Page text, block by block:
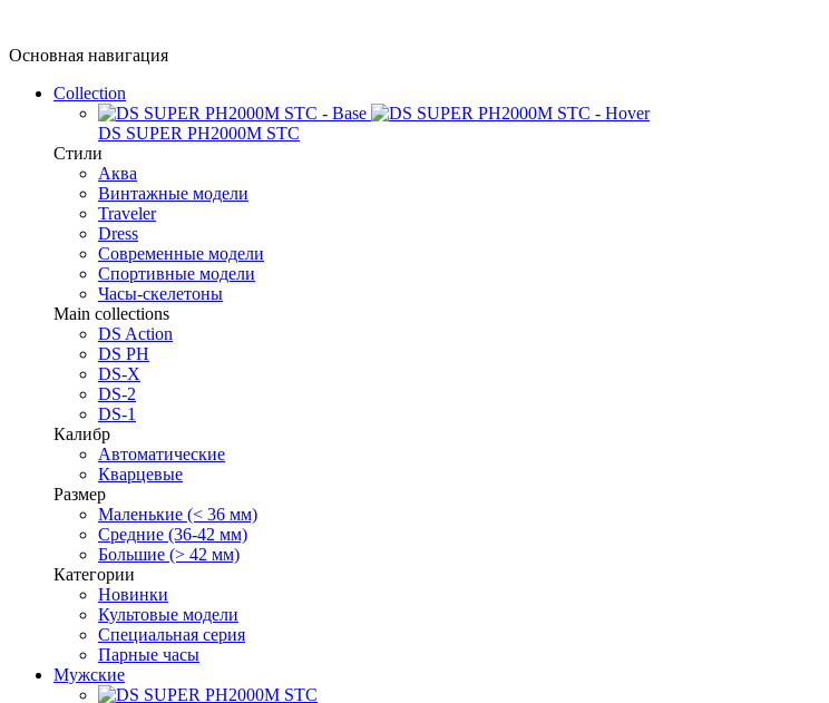
Основная навигация
Collection
DS SUPER PH2000M STC
Стили
Аква
Винтажные модели
Traveler
Dress
Современные модели
Спортивные модели
Часы-скелетоны
Main collections
DS Action
DS PH
DS-X
DS-2
DS-1
Калибр
Автоматические
Кварцевые
Размер
Маленькие (< 36 мм)
Средние (36-42 мм)
Большие (> 42 мм)
Категории
Новинки
Культовые модели
Специальная серия
Парные часы
Мужские